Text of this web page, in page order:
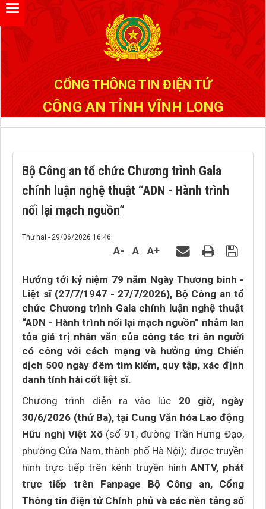
CỔNG THÔNG TIN ĐIỆN TỬ
CÔNG AN TỈNH VĨNH LONG
Bộ Công an tổ chức Chương trình Gala
chính luận nghệ thuật “ADN - Hành trình
nối lại mạch nguồn”
Thứ hai - 29/06/2026 16:46
A- A A+
Hướng tới kỷ niệm 79 năm Ngày Thương binh -
Liệt sĩ (27/7/1947 - 27/7/2026), Bộ Công an tổ
chức Chương trình Gala chính luận nghệ thuật
“ADN - Hành trình nối lại mạch nguồn” nhằm lan
tỏa giá trị nhân văn của công tác tri ân người
có công với cách mạng và hưởng ứng Chiến
dịch 500 ngày đêm tìm kiếm, quy tập, xác định
danh tính hài cốt liệt sĩ.
Chương trình diễn ra vào lúc 20 giờ, ngày
30/6/2026 (thứ Ba), tại Cung Văn hóa Lao động
Hữu nghị Việt Xô(số 91, đường Trần Hưng Đạo,
phường Cửa Nam, thành phố Hà Nội); được truyền
hình trực tiếp trên kênh truyền hình ANTV, phát
trực tiếp trên Fanpage Bộ Công an, Cổng
Thông tin điện tử Chính phủ và các nền tảng số